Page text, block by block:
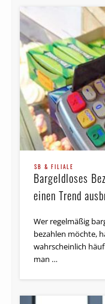
SB & FILIALE
Bargeldloses
einen Trend
Wer regelmäßig
bezahlen möchte,
wahrscheinlich
man …